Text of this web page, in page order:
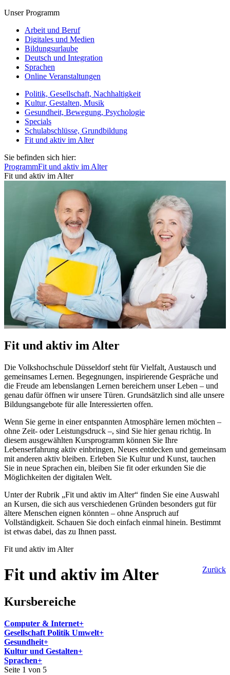
Unser Programm
Arbeit und Beruf
Digitales und Medien
Bildungsurlaube
Deutsch und Integration
Sprachen
Online Veranstaltungen
Politik, Gesellschaft, Nachhaltigkeit
Kultur, Gestalten, Musik
Gesundheit, Bewegung, Psychologie
Specials
Schulabschlüsse, Grundbildung
Fit und aktiv im Alter
Sie befinden sich hier:
ProgrammFit und aktiv im Alter
Fit und aktiv im Alter
Fit und aktiv im Alter
Die Volkshochschule Düsseldorf steht für Vielfalt, Austausch und
gemeinsames Lernen. Begegnungen, inspirierende Gespräche und
die Freude am lebenslangen Lernen bereichern unser Leben – und
genau dafür öffnen wir unsere Türen. Grundsätzlich sind alle unsere
Bildungsangebote für alle Interessierten offen.
Wenn Sie gerne in einer entspannten Atmosphäre lernen möchten –
ohne Zeit- oder Leistungsdruck –, sind Sie hier genau richtig. In
diesem ausgewählten Kursprogramm können Sie Ihre
Lebenserfahrung aktiv einbringen, Neues entdecken und gemeinsam
mit anderen aktiv bleiben. Erleben Sie Kultur und Kunst, tauchen
Sie in neue Sprachen ein, bleiben Sie fit oder erkunden Sie die
Möglichkeiten der digitalen Welt.
Unter der Rubrik „Fit und aktiv im Alter“ finden Sie eine Auswahl
an Kursen, die sich aus verschiedenen Gründen besonders gut für
ältere Menschen eignen könnten – ohne Anspruch auf
Vollständigkeit. Schauen Sie doch einfach einmal hinein. Bestimmt
ist etwas dabei, das zu Ihnen passt.
Fit und aktiv im Alter
Zurück
Fit und aktiv im Alter
Kursbereiche
Computer & Internet+
Gesellschaft Politik Umwelt+
Gesundheit+
Kultur und Gestalten+
Sprachen+
Seite 1 von 5